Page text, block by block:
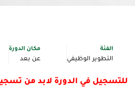
الفئة
التطوير الوظيفي
مكان الدورة
عن بعد
للتسجيل في الدورة لابد من